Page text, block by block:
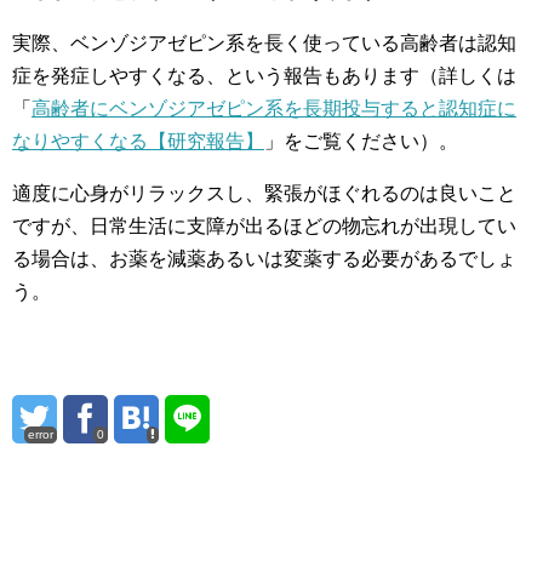
実際、ベンゾジアゼピン系を長く使っている高齢者は認知
症を発症しやすくなる、という報告もあります（詳しくは
「 高齢者にベンゾジアゼピン系を長期投与すると認知症に
なりやすくなる【研究報告】
」をご覧ください）。
適度に心身がリラックスし、緊張がほぐれるのは良いこと
ですが、日常生活に支障が出るほどの物忘れが出現してい
る場合は、お薬を減薬あるいは変薬する必要があるでしょ
う。
error 0